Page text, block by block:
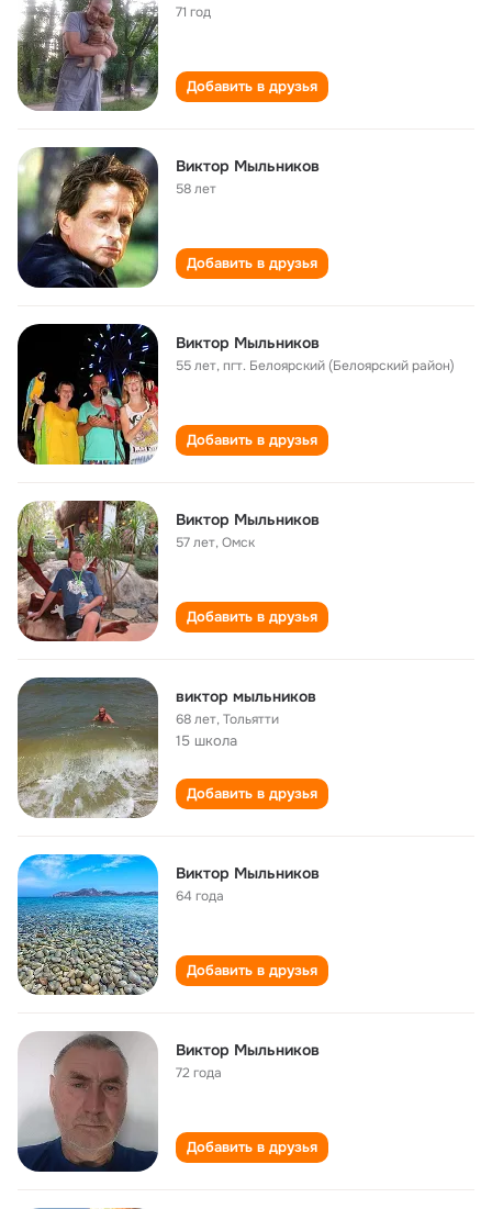
71 год
Добавить в друзья
Виктор Мыльников
58 лет
Добавить в друзья
Виктор Мыльников
55 лет,пгт. Белоярский (Белоярский район)
Добавить в друзья
Виктор Мыльников
57 лет,Омск
Добавить в друзья
виктор мыльников
68 лет,Тольятти
15 школа
Добавить в друзья
Виктор Мыльников
64 года
Добавить в друзья
Виктор Мыльников
72 года
Добавить в друзья